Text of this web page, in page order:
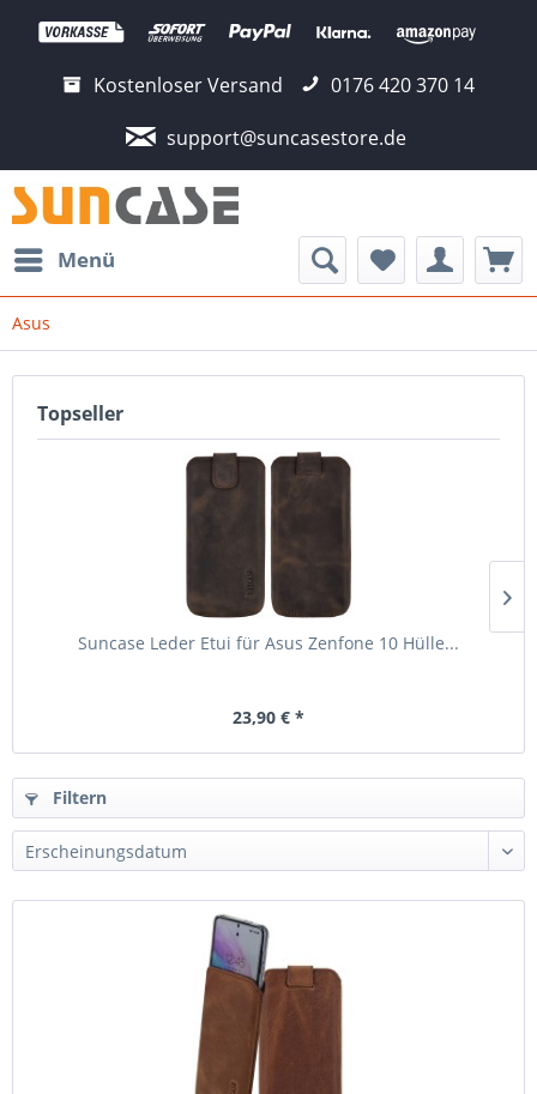
Kostenloser Versand
0176 420 370 14
support@suncasestore.de
Menü
Asus
Topseller
Suncase Leder Etui für Asus Zenfone 10 Hülle...
23,90 € *
Filtern